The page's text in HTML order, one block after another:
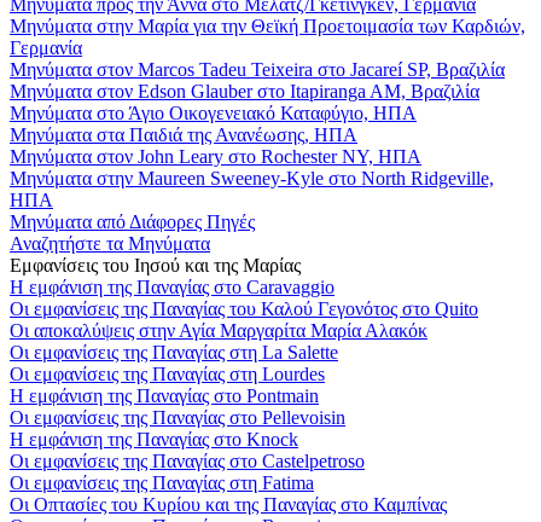
Μηνύματα στην Μαρία για την Θεϊκή Προετοιμασία των Καρδιών,
Γερμανία
Μηνύματα στον Marcos Tadeu Teixeira στο Jacareí SP, Βραζιλία
Μηνύματα στον Edson Glauber στο Itapiranga AM, Βραζιλία
Μηνύματα στο Άγιο Οικογενειακό Καταφύγιο, ΗΠΑ
Μηνύματα στα Παιδιά της Ανανέωσης, ΗΠΑ
Μηνύματα στον John Leary στο Rochester NY, ΗΠΑ
Μηνύματα στην Maureen Sweeney-Kyle στο North Ridgeville,
ΗΠΑ
Μηνύματα από Διάφορες Πηγές
Αναζητήστε τα Μηνύματα
Εμφανίσεις του Ιησού και της Μαρίας
Η εμφάνιση της Παναγίας στο Caravaggio
Οι εμφανίσεις της Παναγίας του Καλού Γεγονότος στο Quito
Οι αποκαλύψεις στην Αγία Μαργαρίτα Μαρία Αλακόκ
Οι εμφανίσεις της Παναγίας στη La Salette
Οι εμφανίσεις της Παναγίας στη Lourdes
Η εμφάνιση της Παναγίας στο Pontmain
Οι εμφανίσεις της Παναγίας στο Pellevoisin
Η εμφάνιση της Παναγίας στο Knock
Οι εμφανίσεις της Παναγίας στο Castelpetroso
Οι εμφανίσεις της Παναγίας στη Fatima
Οι Οπτασίες του Κυρίου και της Παναγίας στο Καμπίνας